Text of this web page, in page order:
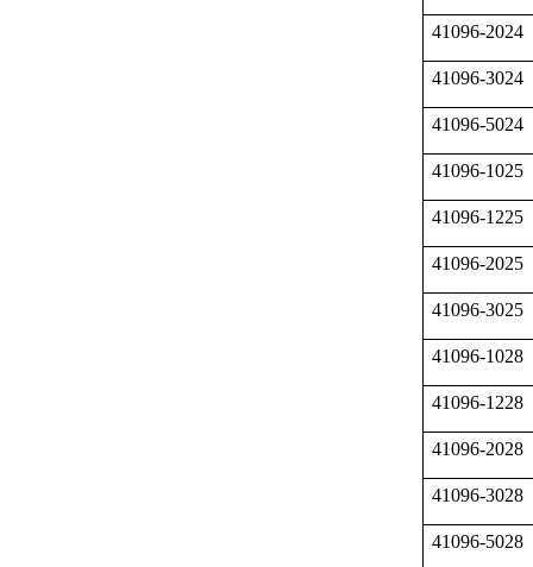
41096-2024
41096-3024
41096-5024
41096-1025
41096-1225
41096-2025
41096-3025
41096-1028
41096-1228
41096-2028
41096-3028
41096-5028